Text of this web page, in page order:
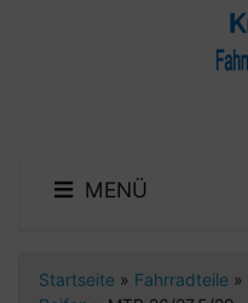
MENÜ
Startseite » Fahrradteile »